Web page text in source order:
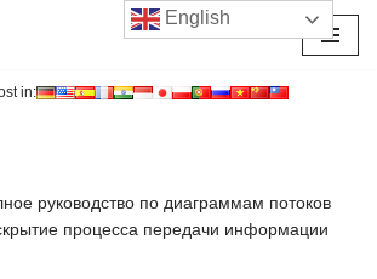
in:
руководство по диаграммам потоков
процесса передачи информации
English